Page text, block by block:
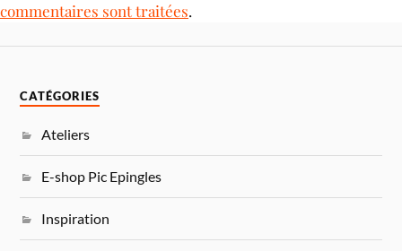
commentaires sont traitées.
CATÉGORIES
Ateliers
E-shop Pic Epingles
Inspiration